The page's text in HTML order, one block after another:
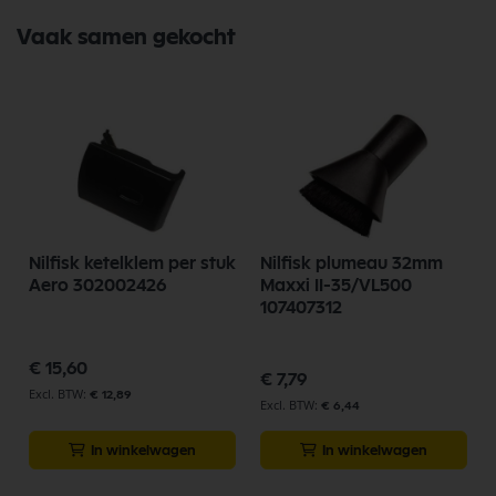
Vaak samen gekocht
Nilfisk ketelklem per stuk
Aero 302002426
€ 15,60
€ 12,89
In winkelwagen
Nilfisk plumeau 32mm
Maxxi II-35/VL500
107407312
€ 7,79
€ 6,44
In winkelwagen